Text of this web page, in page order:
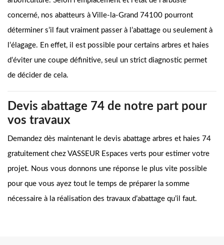
concerné, nos abatteurs à Ville-la-Grand 74100 pourront
déterminer s’il faut vraiment passer à l’abattage ou seulement à
l’élagage. En effet, il est possible pour certains arbres et haies
d’éviter une coupe définitive, seul un strict diagnostic permet
de décider de cela.
Devis abattage 74 de notre part pour
vos travaux
Demandez dès maintenant le devis abattage arbres et haies 74
gratuitement chez VASSEUR Espaces verts pour estimer votre
projet. Nous vous donnons une réponse le plus vite possible
pour que vous ayez tout le temps de préparer la somme
nécessaire à la réalisation des travaux d’abattage qu’il faut.